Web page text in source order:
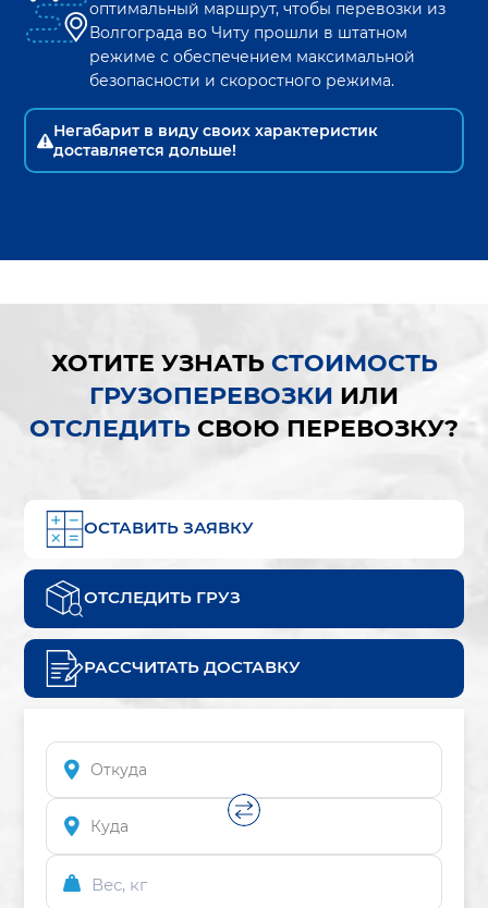
оптимальный маршрут, чтобы перевозки из
Волгограда воЧиту прошли в штатном
режиме с обеспечением максимальной
безопасности и скоростного режима.
Негабарит в виду своих характеристик
доставляется дольше!
ХОТИТЕ УЗНАТЬ СТОИМОСТЬ
ГРУЗОПЕРЕВОЗКИ ИЛИ
ОТСЛЕДИТЬ СВОЮ ПЕРЕВОЗКУ?
ОСТАВИТЬ ЗАЯВКУ
ОТСЛЕДИТЬ ГРУЗ
РАССЧИТАТЬ ДОСТАВКУ
Вес, кг